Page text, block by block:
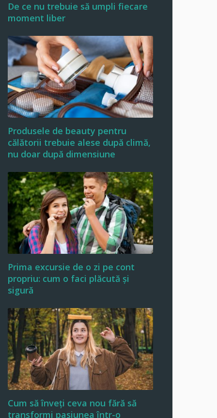
De ce nu trebuie să umpli fiecare
moment liber
Produsele de beauty pentru
călătorii trebuie alese după climă,
nu doar după dimensiune
Prima excursie de o zi pe cont
propriu: cum o faci plăcută și
sigură
Cum să înveți ceva nou fără să
transformi pasiunea într-o